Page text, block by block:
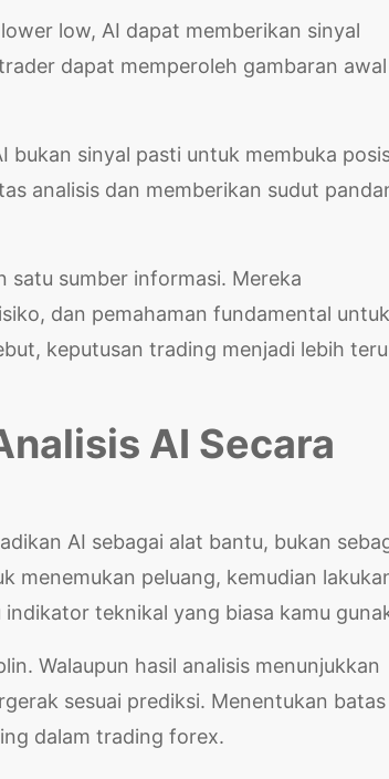
low, AI dapat memberikan sinyal
dapat memperoleh gambaran awal
bukan sinyal pasti untuk membuka
analisis dan memberikan sudut
satu sumber informasi. Mereka
dan pemahaman fundamental untuk
keputusan trading menjadi lebih
AI Secara
AI sebagai alat bantu, bukan
menemukan peluang, kemudian
teknikal yang biasa kamu
Walaupun hasil analisis menunjukkan
sesuai prediksi. Menentukan batas
dalam trading forex.